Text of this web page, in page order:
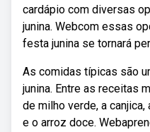
cardápio com diversas
junina. Webcom essas
festa junina se tornará
As comidas típicas são
junina. Entre as receitas
de milho verde, a
e o arroz doce.